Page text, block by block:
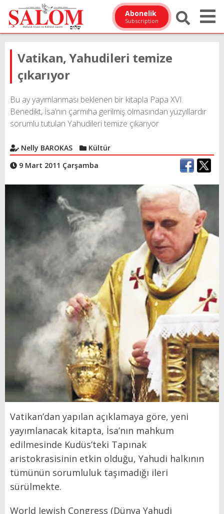
Abonelik
Subscription
Vatikan, Yahudileri temize
çıkarıyor
Bu ay yayımlanması beklenen bir kitapla Papa XVI.
Benedikt, İsa’nın çarmıha gerilmiş olmasından yüzyıllardır
sorumlu tutulan Yahudileri temize çıkarıyor
Nelly BAROKAS
Kültür
9 Mart 2011 Çarşamba
Vatikan’dan yapılan açıklamaya göre, yeni
yayımlanacak kitapta, İsa’nın mahkum
edilmesinde Kudüs’teki Tapınak
aristokrasisinin etkin olduğu, Yahudi halkının
tümünün sorumluluk taşımadığı ileri
sürülmekte.
World Jewish Congress (Dünya Yahudi